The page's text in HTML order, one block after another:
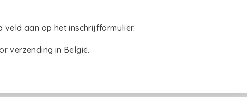
veld aan op het inschrijfformulier.
verzending in België.